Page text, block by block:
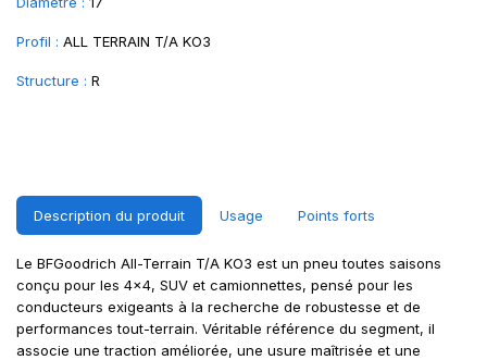
Profil : ALL TERRAIN T/A KO3
Structure : R
Description du produit Usage Points forts
Le BFGoodrich All-Terrain T/A KO3 est un pneu toutes saisons
conçu pour les 4x4, SUV et camionnettes, pensé pour les
conducteurs exigeants à la recherche de robustesse et de
performances tout-terrain. Véritable référence du segment, il
associe une traction améliorée, une usure maîtrisée et une